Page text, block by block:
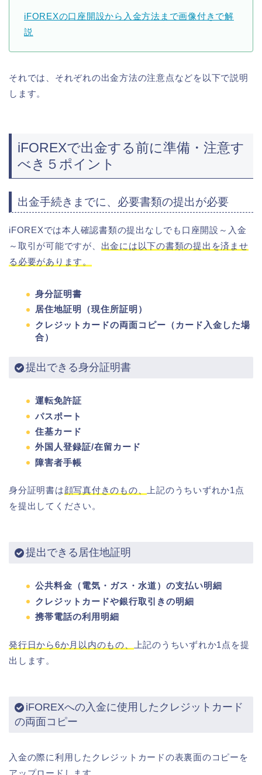
iFOREXの口座開設から入金方法まで画像付きで解
説
それでは、それぞれの出金方法の注意点などを以下で説明
します。
iFOREXで出金する前に準備・注意す
べき５ポイント
出金手続きまでに、必要書類の提出が必要
iFOREXでは本人確認書類の提出なしでも口座開設～入金
～取引が可能ですが、 出金には以下の書類の提出を済ませ
る必要があります。
身分証明書
居住地証明（現住所証明）
クレジットカードの両面コピー（カード入金した場
合）
提出できる身分証明書
運転免許証
パスポート
住基カード
外国人登録証/在留カード
障害者手帳
身分証明書は顔写真付きのもの、
上記のうちいずれか1点
を提出してください。
提出できる居住地証明
公共料金（電気・ガス・水道）の支払い明細
クレジットカードや銀行取引きの明細
携帯電話の利用明細
発行日から6か月以内のもの、
上記のうちいずれか1点を提
出します。
iFOREXへの入金に使用したクレジットカード
の両面コピー
入金の際に利用したクレジットカードの表裏面のコピーを
アップロードします。